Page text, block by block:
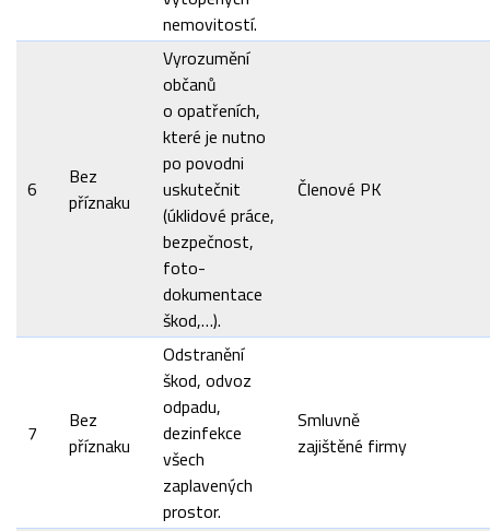
nemovitostí.
6
Bez
příznaku
Vyrozumění
občanů
o opatřeních,
které je nutno
po povodni
uskutečnit
(úklidové práce,
bezpečnost,
foto-
dokumentace
škod,…).
Členové PK
7
Bez
příznaku
Odstranění
škod, odvoz
odpadu,
dezinfekce
všech
zaplavených
prostor.
Smluvně
zajištěné firmy